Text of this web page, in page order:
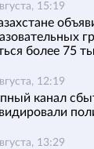
15:19
более 75
12:19
канал
13:29